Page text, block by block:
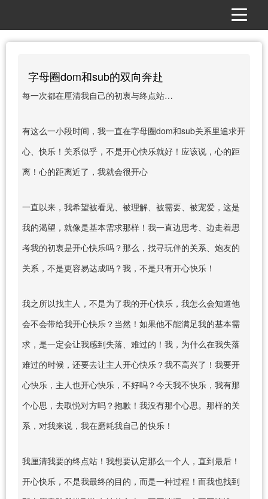
字母圈dom和sub的双向奔赴
每一次都在厘清我自己的初衷与终点站…
有这么一小段时间，我一直在字母圈dom和sub关系里追求开
心、快乐！关系似乎，不是开心快乐就好！应该说，心的距
离！心的距离近了，我就会很开心
一直以来，我希望被看见、被理解、被需要、被宠爱，这是
我的渴望，就像是基本需求那样！我一直边思考、边走着思
考我的初衷是开心快乐吗？那么，找寻玩伴的关系、炮友的
关系，不是更容易达成吗？我，不是只有开心快乐！
我之所以找主人，不是为了我的开心快乐，我怎么会知道他
会不会带给我开心快乐？当然！如果他不能满足我的基本需
求，是一定会让我感到失落、难过的！我，为什么在我失落
难过的时候，还要去让主人开心快乐？我不高兴了！我要开
心快乐，主人也开心快乐，不好吗？今天我不快乐，我有那
个心思，去取悦对方吗？抱歉！我没有那个心思。那样的关
系，对我来说，我在磨耗我自己的快乐！
我厘清我要的终点站！我想要认定那么一个人，直到最后！
开心快乐，不是我最终的目的，而是一种过程！而我也找到